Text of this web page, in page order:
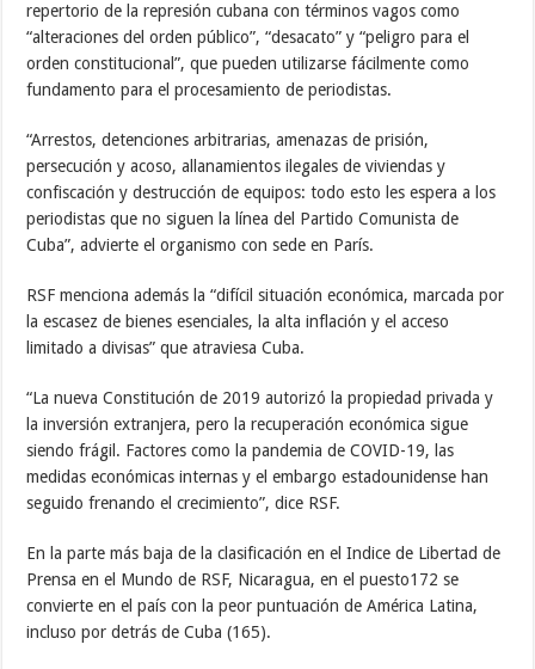
repertorio de la represión cubana con términos vagos como
“alteraciones del orden público”, “desacato” y “peligro para el
orden constitucional”, que pueden utilizarse fácilmente como
fundamento para el procesamiento de periodistas.
“Arrestos, detenciones arbitrarias, amenazas de prisión,
persecución y acoso, allanamientos ilegales de viviendas y
confiscación y destrucción de equipos: todo esto les espera a los
periodistas que no siguen la línea del Partido Comunista de
Cuba”, advierte el organismo con sede en París.
RSF menciona además la “difícil situación económica, marcada por
la escasez de bienes esenciales, la alta inflación y el acceso
limitado a divisas” que atraviesa Cuba.
“La nueva Constitución de 2019 autorizó la propiedad privada y
la inversión extranjera, pero la recuperación económica sigue
siendo frágil. Factores como la pandemia de COVID-19, las
medidas económicas internas y el embargo estadounidense han
seguido frenando el crecimiento”, dice RSF.
En la parte más baja de la clasificación en el Indice de Libertad de
Prensa en el Mundo de RSF, Nicaragua, en el puesto172 se
convierte en el país con la peor puntuación de América Latina,
incluso por detrás de Cuba (165).